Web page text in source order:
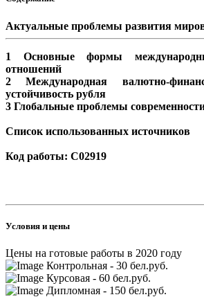
Актуальные проблемы развития
1 Основные формы
отношений
2 Международная валютно-
устойчивость рубля
3 Глобальные проблемы
Список использованных источников
Код работы: C02919
Условия и цены
Цены на готовые работы в
Контрольная - 30 бел.руб.
Курсовая - 60 бел.руб.
Дипломная - 150 бел.руб.